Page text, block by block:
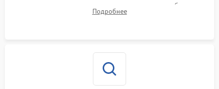
тестирование приводных моторов колес и турбины
всасывания. Оценка состояния оптических и инфракрасных
Подробнее